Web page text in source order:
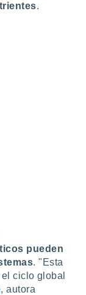
.
pueden
. "Esta
ciclo global
, autora